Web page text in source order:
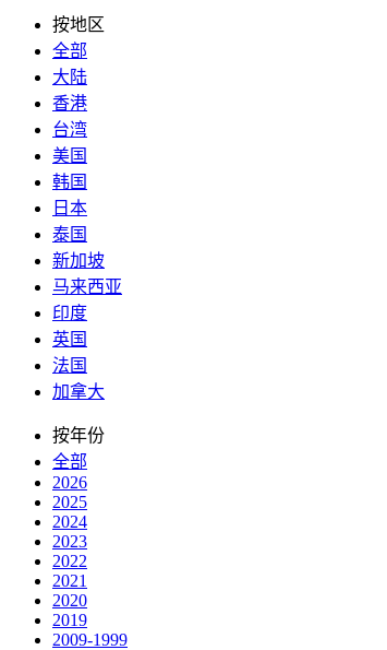
按地区
全部
大陆
香港
台湾
美国
韩国
日本
泰国
新加坡
马来西亚
印度
英国
法国
加拿大
按年份
全部
2026
2025
2024
2023
2022
2021
2020
2019
2009-1999